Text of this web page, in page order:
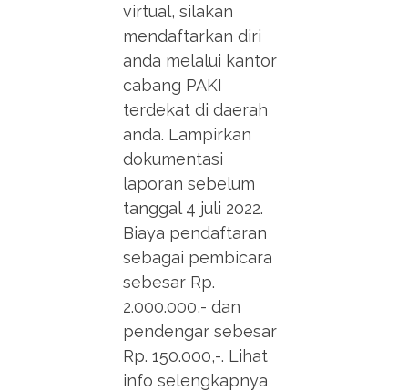
virtual, silakan
mendaftarkan diri
anda melalui kantor
cabang PAKI
terdekat di daerah
anda. Lampirkan
dokumentasi
laporan sebelum
tanggal 4 juli 2022.
Biaya pendaftaran
sebagai pembicara
sebesar Rp.
2.000.000,- dan
pendengar sebesar
Rp. 150.000,-. Lihat
info selengkapnya